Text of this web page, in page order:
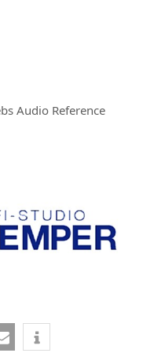
Audio Reference